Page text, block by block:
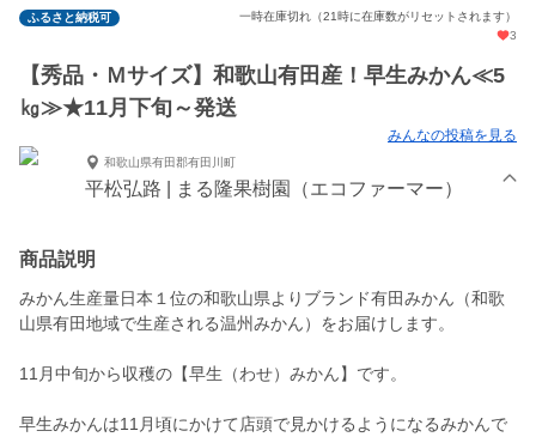
ふるさと納税可
一時在庫切れ（21時に在庫数がリセットされます）
3
【秀品・Ｍサイズ】和歌山有田産！早生みかん≪5
㎏≫★11月下旬～発送
みんなの投稿を見る
和歌山県有田郡有田川町
平松弘路 | まる隆果樹園（エコファーマー）
商品説明
みかん生産量日本１位の和歌山県よりブランド有田みかん（和歌
山県有田地域で生産される温州みかん）をお届けします。
11月中旬から収穫の【早生（わせ）みかん】です。
早生みかんは11月頃にかけて店頭で見かけるようになるみかんで